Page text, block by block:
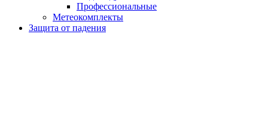
Профессиональные
Метеокомплекты
Защита от падения